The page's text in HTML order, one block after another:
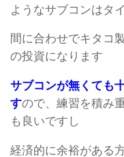
ようなサブコンはタ
間に合わせでキタコ
の投資になります
サブコンが無くても
すので、練習を積み
も良いですし
経済的に余裕がある